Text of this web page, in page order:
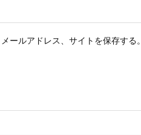
ールアドレス、サイトを保存する。